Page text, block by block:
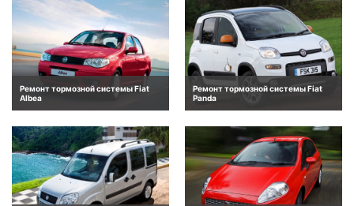
Ремонт тормозной системы Fiat
Albea
Ремонт тормозной системы Fiat
Panda